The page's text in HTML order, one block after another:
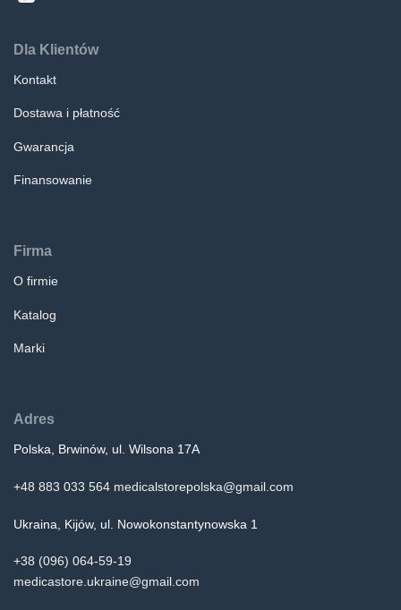
Dla Klientów
Kontakt
Dostawa i płatność
Gwarancja
Finansowanie
Firma
O firmie
Katalog
Marki
Adres
Polska, Brwinów, ul. Wilsona 17A
+48 883 033 564 medicalstorepolska@gmail.com
Ukraina, Kijów, ul. Nowokonstantynowska 1
+38 (096) 064-59-19
medicastore.ukraine@gmail.com